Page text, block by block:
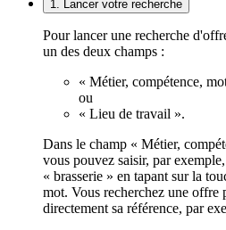
1. Lancer votre recherche
Pour lancer une recherche
un des deux champs :
« Métier, compétence,
ou
« Lieu de travail ».
Dans le champ « Métier,
vous pouvez saisir, par
« brasserie » en tapant sur la
mot. Vous recherchez une offre
directement sa référence, par